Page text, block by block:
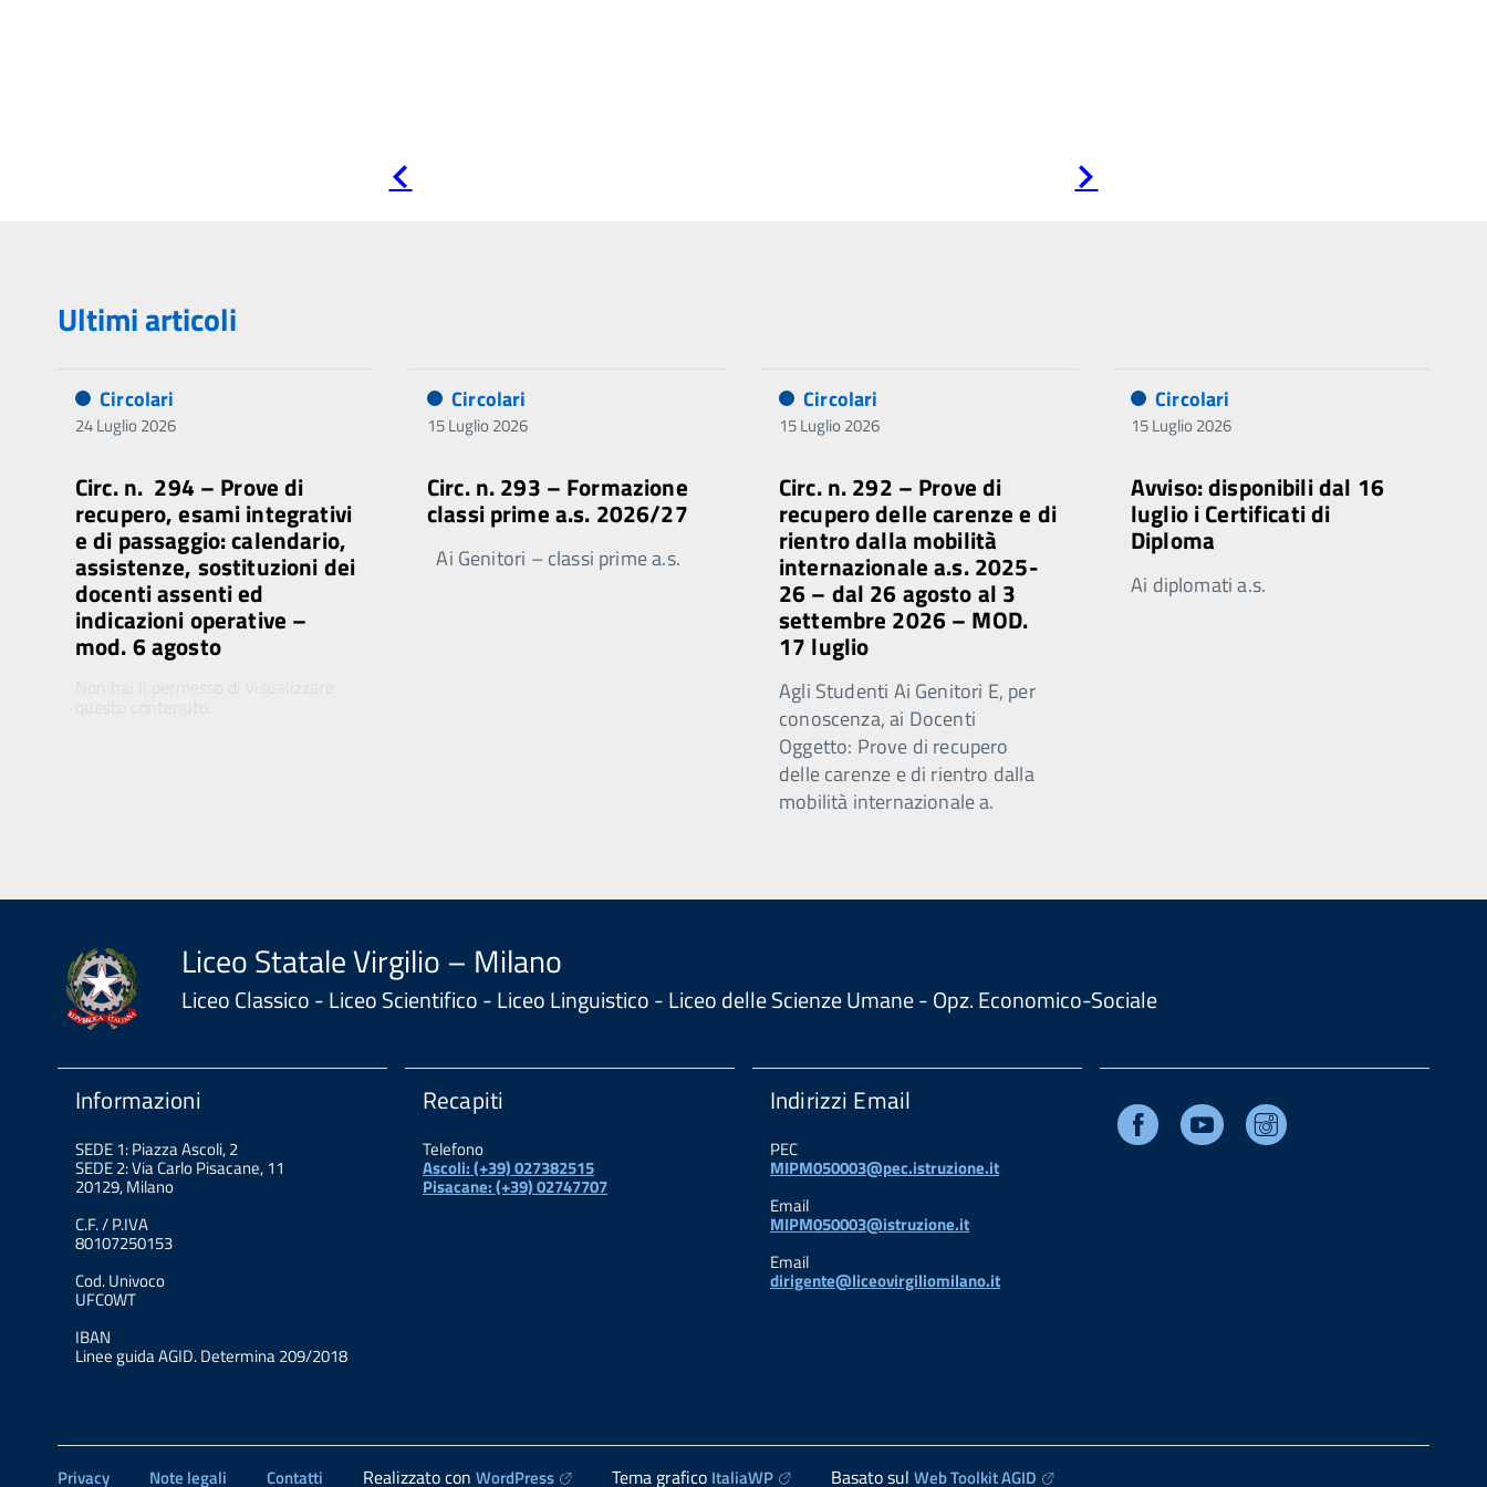
precedente successiva
Ultimi articoli
Circolari
24 Luglio 2026
Circ. n. 294 – Prove di
recupero, esami integrativi
e di passaggio: calendario,
assistenze, sostituzioni dei
docenti assenti ed
indicazioni operative –
mod. 6 agosto
Circolari
15 Luglio 2026
Circ. n. 293 – Formazione
classi prime a.s. 2026/27
Ai Genitori – classi prime a.s.
Circolari
15 Luglio 2026
Circ. n. 292 – Prove di
recupero delle carenze e di
rientro dalla mobilità
internazionale a.s. 2025-
26 – dal 26 agosto al 3
settembre 2026 – MOD.
17 luglio
Agli Studenti Ai Genitori E, per
conoscenza, ai Docenti
Oggetto: Prove di recupero
delle carenze e di rientro dalla
mobilità internazionale a.
Circolari
15 Luglio 2026
Avviso: disponibili dal 16
luglio i Certificati di
Diploma
Ai diplomati a.s.
Liceo Statale Virgilio – Milano
Liceo Classico - Liceo Scientifico - Liceo Linguistico - Liceo delle Scienze Umane - Opz. Economico-Sociale
Informazioni
SEDE 1: Piazza Ascoli, 2
SEDE 2: Via Carlo Pisacane, 11
20129, Milano
C.F. / P.IVA
80107250153
Cod. Univoco
UFC0WT
IBAN
Linee guida AGID. Determina 209/2018
Recapiti
Telefono
Ascoli: (+39) 027382515
Pisacane: (+39) 02747707
Indirizzi Email
PEC
MIPM050003@pec.istruzione.it
Email
MIPM050003@istruzione.it
Email
dirigente@liceovirgiliomilano.it
Facebook Youtube
Privacy Note legali Contatti Realizzato con WordPress Tema grafico ItaliaWP Basato sul Web Toolkit AGID